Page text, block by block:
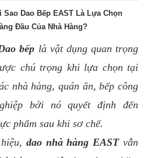
Sao Dao Bếp EAST Là Lựa Chọn
Đầu Của Nhà Hàng?
bếp là vật dụng quan trọng
chú trọng khi lựa chọn tại
nhà hàng, quán ăn, bếp công
bởi nó quyết định đến
phẩm sau khi sơ chế.
dao nhà hàng EASTvẫn